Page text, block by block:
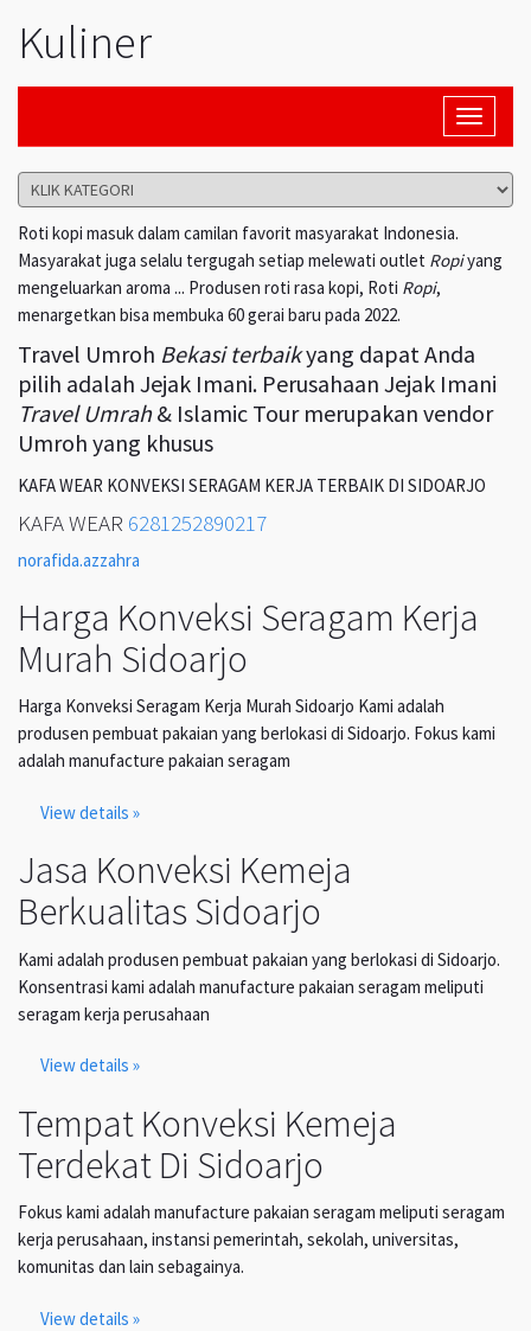
Kuliner
Toggle
Roti kopi masuk dalam camilan favorit masyarakat Indonesia.
Masyarakat juga selalu tergugah setiap melewati outlet Ropiyang
mengeluarkan aroma ... Produsen roti rasa kopi, Roti Ropi,
menargetkan bisa membuka 60 gerai baru pada 2022.
Travel Umroh Bekasi terbaikyang dapat Anda
pilih adalah Jejak Imani. Perusahaan Jejak Imani
Travel Umrah& Islamic Tour merupakan vendor
Umroh yang khusus
KAFA WEAR KONVEKSI SERAGAM KERJA TERBAIK DI SIDOARJO
KAFA WEAR 6281252890217
norafida.azzahra
Harga Konveksi Seragam Kerja
Murah Sidoarjo
Harga Konveksi Seragam Kerja Murah Sidoarjo Kami adalah
produsen pembuat pakaian yang berlokasi di Sidoarjo. Fokus kami
adalah manufacture pakaian seragam
View details »
Jasa Konveksi Kemeja
Berkualitas Sidoarjo
Kami adalah produsen pembuat pakaian yang berlokasi di Sidoarjo.
Konsentrasi kami adalah manufacture pakaian seragam meliputi
seragam kerja perusahaan
View details »
Tempat Konveksi Kemeja
Terdekat Di Sidoarjo
Fokus kami adalah manufacture pakaian seragam meliputi seragam
kerja perusahaan, instansi pemerintah, sekolah, universitas,
komunitas dan lain sebagainya.
View details »